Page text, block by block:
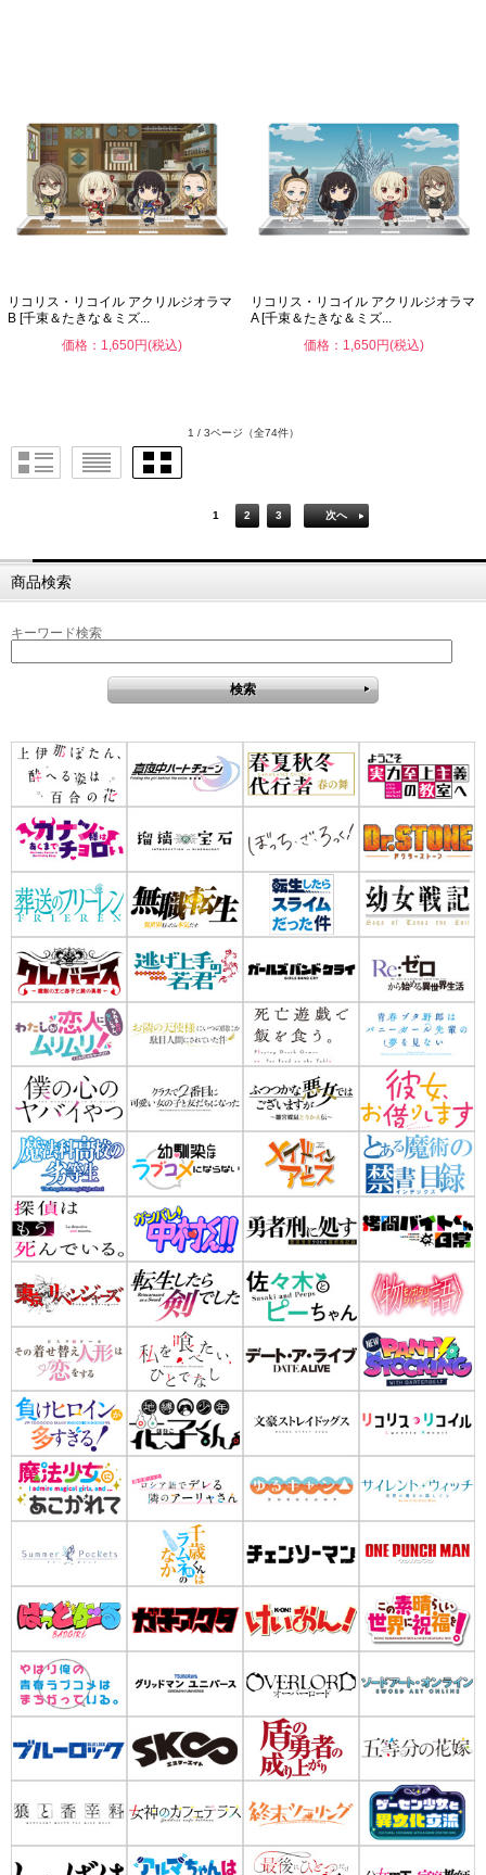
リコリス・リコイル アクリルジオラマ
B [千束＆たきな＆ミズ...
価格：1,650円(税込)
リコリス・リコイル アクリルジオラマ
A [千束＆たきな＆ミズ...
価格：1,650円(税込)
1 / 3ページ （全74件）
1 2 3 次へ
商品検索
キーワード検索